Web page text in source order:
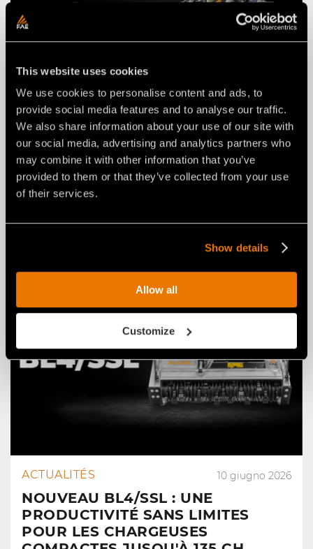
This website uses cookies
We use cookies to personalise content and ads, to
provide social media features and to analyse our traffic.
We also share information about your use of our site with
our social media, advertising and analytics partners who
may combine it with other information that you’ve
provided to them or that they’ve collected from your use
of their services.
Show details
Allow all
Customize
ACTUALITÉS 29 luglio 2026
FAE RENOUVELLE LA RABOTEUSE
RPL/SSL POUR CHARGEUSES
COMPACTES : DE LA NOUVELLE
L’INTERFACE UNIVERSELLE.
ACTUALITÉS 10 giugno 2026
NOUVEAU BL4/SSL : UNE
PRODUCTIVITÉ SANS LIMITES
POUR LES CHARGEUSES